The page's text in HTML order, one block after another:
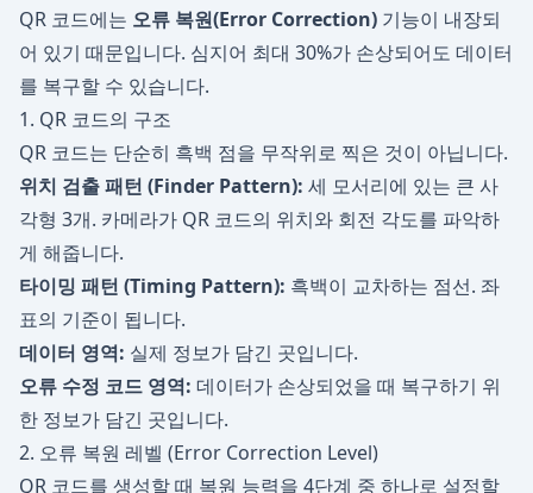
QR 코드에는 오류 복원(Error Correction) 기능이 내장되
어 있기 때문입니다. 심지어 최대 30%가 손상되어도 데이터
를 복구할 수 있습니다.
1. QR 코드의 구조
QR 코드는 단순히 흑백 점을 무작위로 찍은 것이 아닙니다.
위치 검출 패턴 (Finder Pattern): 세 모서리에 있는 큰 사
각형 3개. 카메라가 QR 코드의 위치와 회전 각도를 파악하
게 해줍니다.
타이밍 패턴 (Timing Pattern): 흑백이 교차하는 점선. 좌
표의 기준이 됩니다.
데이터 영역: 실제 정보가 담긴 곳입니다.
오류 수정 코드 영역: 데이터가 손상되었을 때 복구하기 위
한 정보가 담긴 곳입니다.
2. 오류 복원 레벨 (Error Correction Level)
QR 코드를 생성할 때 복원 능력을 4단계 중 하나로 설정할